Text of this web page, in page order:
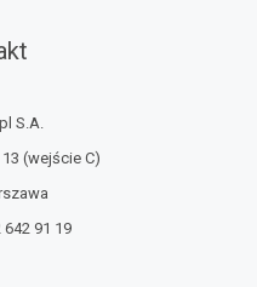
S.A.
(wejście C)
642 91 19